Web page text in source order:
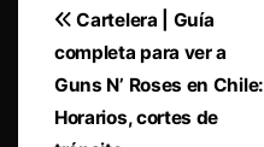
Navegación
de
entradas
Cartelera | Guía
completa para ver a
Guns N’ Roses en Chile:
Horarios, cortes de